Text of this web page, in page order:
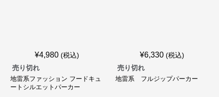
¥4,980 (税込)
売り切れ
地雷系ファッション フードキュ
ートシルエットパーカー
¥6,330 (税込)
売り切れ
地雷系 フルジップパーカー